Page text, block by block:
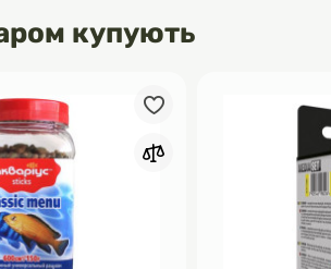
купують